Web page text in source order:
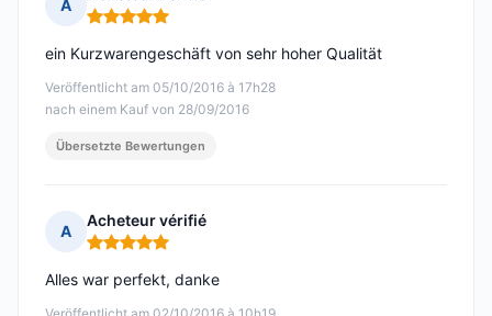
A
Hinweis: 5 von 5
Veröffentlicht am 05/10/2016 à 17h28
nach einem Kauf von 28/09/2016
ein Kurzwarengeschäft von sehr hoher Qualität
Übersetzte Bewertungen
A
Acheteur vérifié
Hinweis: 5 von 5
Alles war perfekt, danke